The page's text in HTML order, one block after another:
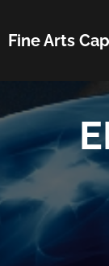
Fine Arts